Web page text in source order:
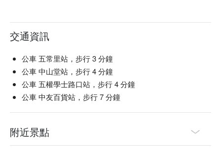
交通資訊
公車 五常里站，步行 3 分鐘
公車 中山堂站，步行 4 分鐘
公車 五權學士路口站，步行 4 分鐘
公車 中友百貨站，步行 7 分鐘
附近景點